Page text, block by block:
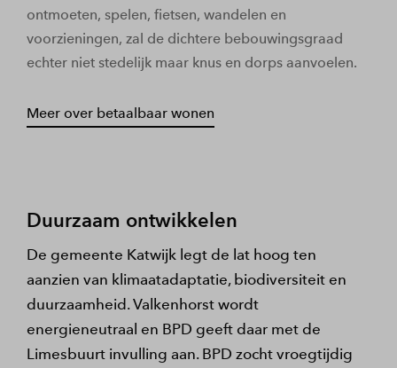
ontmoeten, spelen, fietsen, wandelen en
voorzieningen, zal de dichtere bebouwingsgraad
echter niet stedelijk maar knus en dorps aanvoelen.
Meer over betaalbaar wonen
Duurzaam ontwikkelen
De gemeente Katwijk legt de lat hoog ten
aanzien van klimaatadaptatie, biodiversiteit en
duurzaamheid. Valkenhorst wordt
energieneutraal en BPD geeft daar met de
Limesbuurt invulling aan. BPD zocht vroegtijdig